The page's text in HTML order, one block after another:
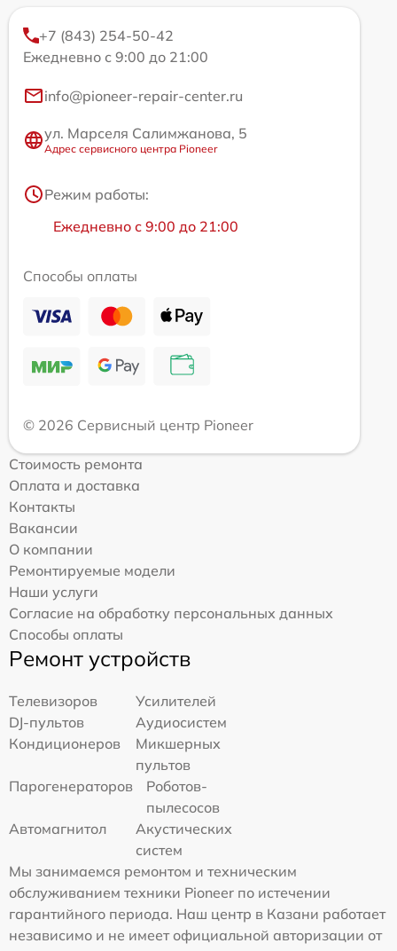
+7 (843) 254-50-42
Ежедневно с 9:00 до 21:00
info@pioneer-repair-center.ru
ул. Марселя Салимжанова, 5
Адрес сервисного центра Pioneer
Режим работы:
Ежедневно с 9:00 до 21:00
Способы оплаты
© 2026 Сервисный центр Pioneer
Стоимость ремонта
Оплата и доставка
Контакты
Вакансии
О компании
Ремонтируемые модели
Наши услуги
Согласие на обработку персональных данных
Способы оплаты
Ремонт устройств
Телевизоров
Усилителей
DJ-пультов
Аудиосистем
Кондиционеров
Микшерных
пультов
Парогенераторов
Роботов-
пылесосов
Автомагнитол
Акустических
систем
Мы занимаемся ремонтом и техническим
обслуживанием техники Pioneer по истечении
гарантийного периода. Наш центр в Казани работает
независимо и не имеет официальной авторизации от